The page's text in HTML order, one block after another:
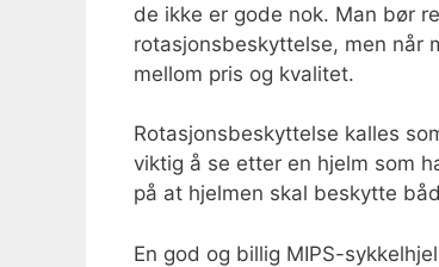
de ikke er gode nok. Man bør
rotasjonsbeskyttelse, men når
mellom pris og kvalitet.
Rotasjonsbeskyttelse kalles
viktig å se etter en hjelm som
på at hjelmen skal beskytte
En god og billig MIPS-